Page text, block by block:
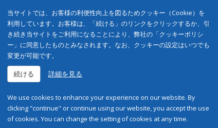
当サイトでは、お客様の利便性向上を図るためクッキー（Cookie）を
利用しています。お客様は、「続ける」のリンクをクリックするか、引
き続き当サイトをご利用になることにより、弊社の「クッキーポリシ
ー」に同意したものとみなされます。なお、クッキーの設定はいつでも
変更が可能です。
続ける 詳細を見る
We use cookies to enhance your experience on our website. By
clicking "continue" or continue using our website, you accept the use
of cookies. You can change the setting of cookies at any time.